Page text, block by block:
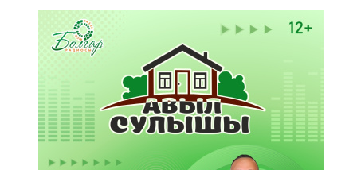
100,3 FM
Зәй
106,6 FM
Кадыбаш
105,2 FM